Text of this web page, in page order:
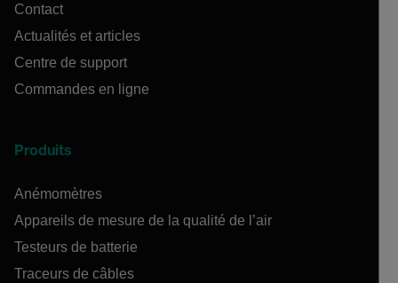
Contact
Actualités et articles
Centre de support
Commandes en ligne
Produits
Anémomètres
Appareils de mesure de la qualité de l’air
Testeurs de batterie
Traceurs de câbles